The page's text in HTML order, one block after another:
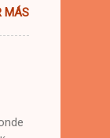
MÁS